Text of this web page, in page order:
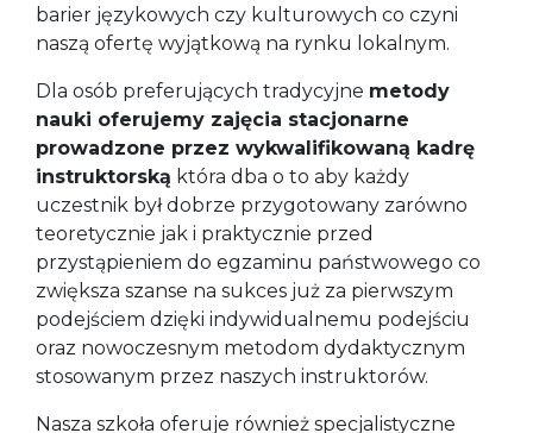
barier językowych czy kulturowych co czyni
naszą ofertę wyjątkową na rynku lokalnym.
Dla osób preferujących tradycyjne metody
nauki oferujemy zajęcia stacjonarne
prowadzone przez wykwalifikowaną kadrę
instruktorską która dba o to aby każdy
uczestnik był dobrze przygotowany zarówno
teoretycznie jak i praktycznie przed
przystąpieniem do egzaminu państwowego co
zwiększa szanse na sukces już za pierwszym
podejściem dzięki indywidualnemu podejściu
oraz nowoczesnym metodom dydaktycznym
stosowanym przez naszych instruktorów.
Nasza szkoła oferuje również specjalistyczne